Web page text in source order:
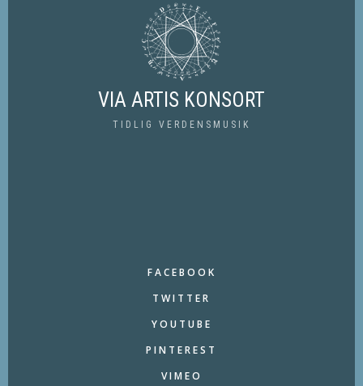
VIA ARTIS KONSORT
TIDLIG VERDENSMUSIK
FACEBOOK
TWITTER
YOUTUBE
PINTEREST
VIMEO